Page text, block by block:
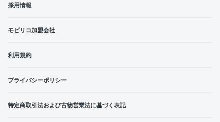
採用情報
モビリコ加盟会社
利用規約
プライバシーポリシー
特定商取引法および古物営業法に基づく表記